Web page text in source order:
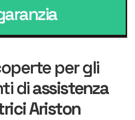
per gli
diassistenza
Ariston